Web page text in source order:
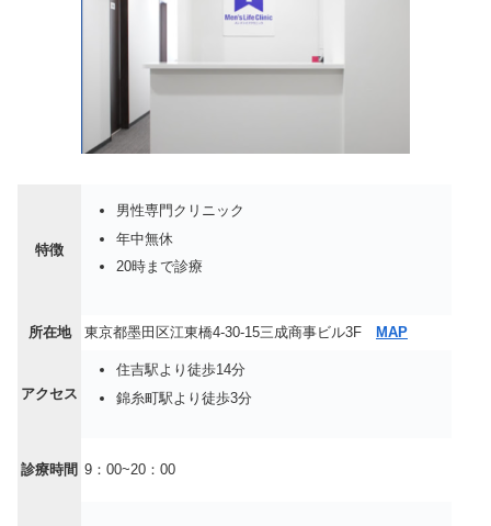
特徴
男性専門クリニック
年中無休
20時まで診療
所在地 東京都墨田区江東橋4-30-15三成商事ビル3F MAP
アクセス
住吉駅より徒歩14分
錦糸町駅より徒歩3分
診療時間 9：00~20：00